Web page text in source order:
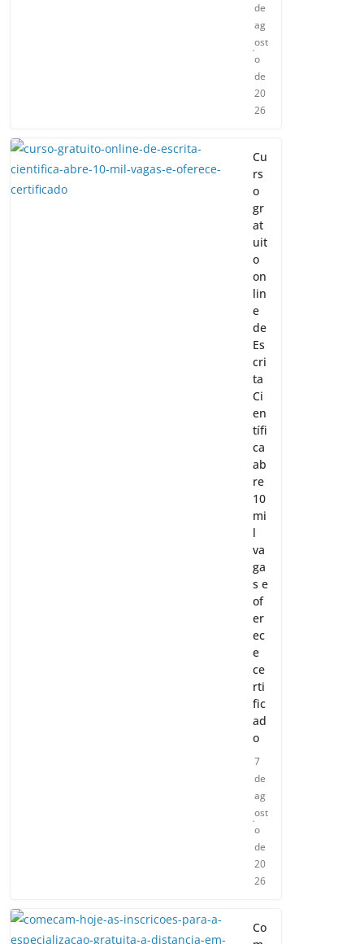
de
ag
ost
o
de
20
26
Cu
rs
o
gr
at
uit
o
on
lin
e
de
Es
cri
ta
Ci
en
tífi
ca
ab
re
10
mi
l
va
ga
s e
of
er
ec
e
ce
rti
fic
ad
o
7
de
ag
ost
o
de
20
26
Co